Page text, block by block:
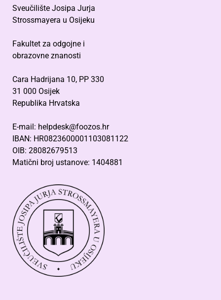
Sveučilište Josipa Jurja
Strossmayera u Osijeku
Fakultet za odgojne i
obrazovne znanosti
Cara Hadrijana 10, PP 330
31 000 Osijek
Republika Hrvatska
E-mail: helpdesk@foozos.hr
IBAN: HR0823600001103081122
OIB: 28082679513
Matični broj ustanove: 1404881